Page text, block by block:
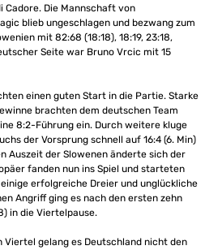
Cadore. Die Mannschaft von
blieb ungeschlagen und bezwang zum
mit 82:68 (18:18), 18:19, 23:18,
Seite war Bruno Vrcic mit 15
einen guten Start in die Partie. Starke
brachten dem deutschen Team
8:2-Führung ein. Durch weitere kluge
der Vorsprung schnell auf 16:4 (6. Min)
Auszeit der Slowenen änderte sich der
fanden nun ins Spiel und starteten
erfolgreiche Dreier und unglückliche
Angriff ging es nach den ersten zehn
in die Viertelpause.
Viertel gelang es Deutschland nicht den